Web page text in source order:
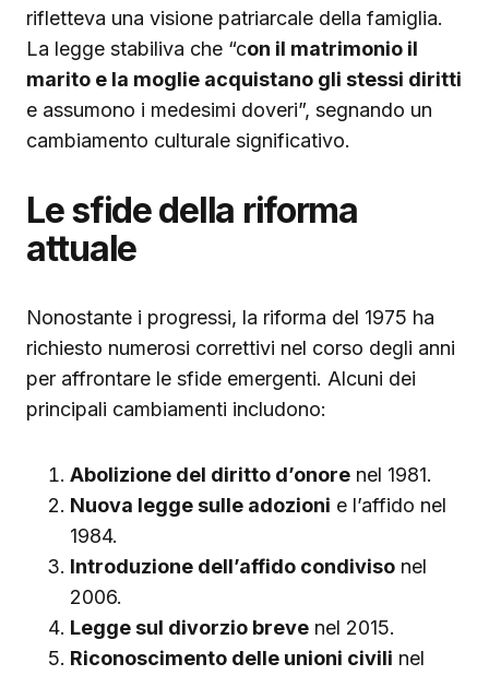
rifletteva una visione patriarcale della famiglia.
La legge stabiliva che “con il matrimonio il
marito e la moglie acquistano gli stessi diritti
e assumono i medesimi doveri”, segnando un
cambiamento culturale significativo.
Le sfide della riforma
attuale
Nonostante i progressi, la riforma del 1975 ha
richiesto numerosi correttivi nel corso degli anni
per affrontare le sfide emergenti. Alcuni dei
principali cambiamenti includono:
Abolizione del diritto d’onore nel 1981.
Nuova legge sulle adozioni e l’affido nel
1984.
Introduzione dell’affido condiviso nel
2006.
Legge sul divorzio breve nel 2015.
Riconoscimento delle unioni civili nel